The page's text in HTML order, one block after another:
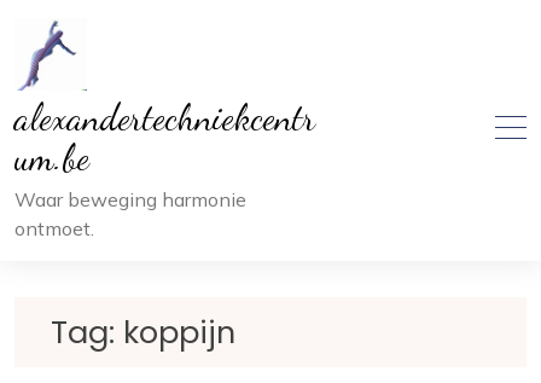
inhoud
alexandertechniekcentr
um.be
Waar beweging harmonie
ontmoet.
Tag: koppijn